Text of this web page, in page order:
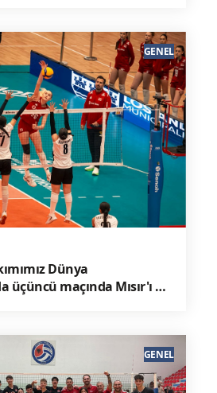
Dünya
üçüncü maçında Mısır'ı 3-
GENEL
GENEL